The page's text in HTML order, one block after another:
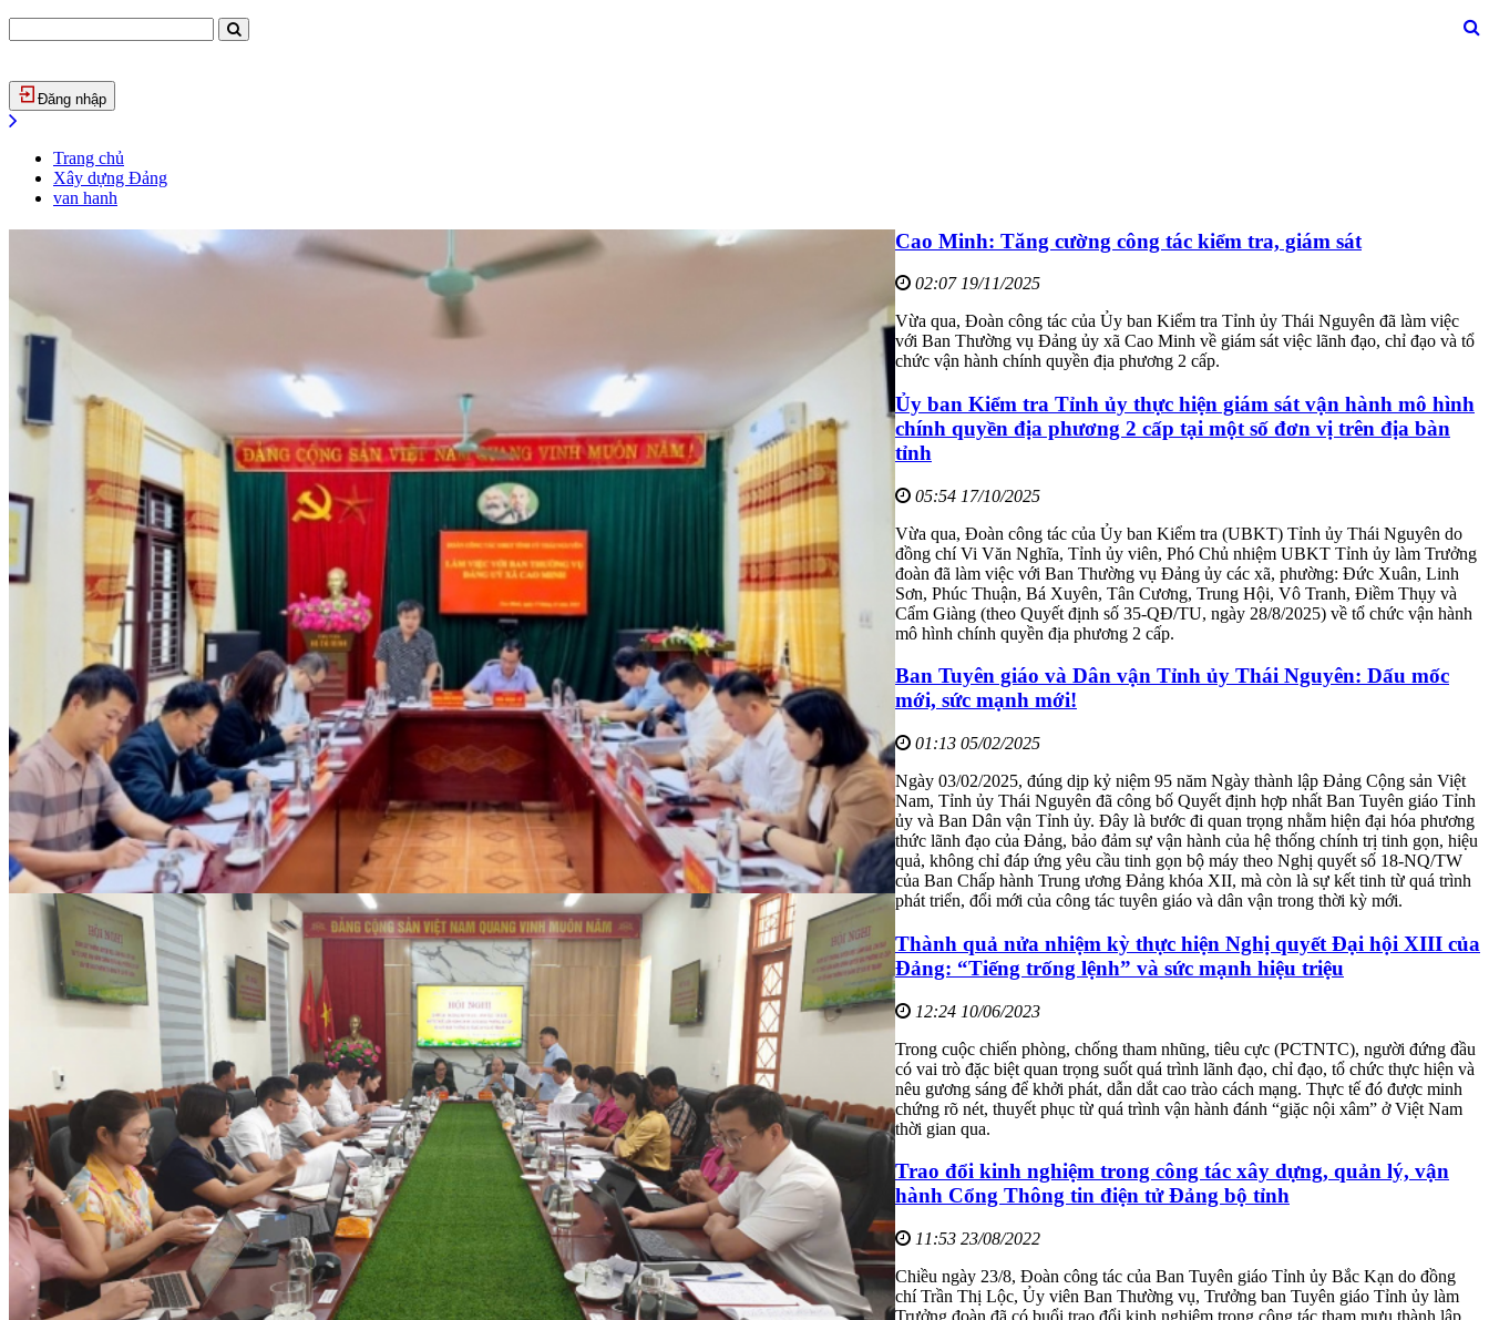
Đăng nhập
Trang chủ
Xây dựng Đảng
van hanh
Cao Minh: Tăng cường công tác kiểm tra, giám sát
02:07 19/11/2025
Vừa qua, Đoàn công tác của Ủy ban Kiểm tra Tỉnh ủy Thái Nguyên đã làm việc
với Ban Thường vụ Đảng ủy xã Cao Minh về giám sát việc lãnh đạo, chỉ đạo và tổ
chức vận hành chính quyền địa phương 2 cấp.
Ủy ban Kiểm tra Tỉnh ủy thực hiện giám sát vận hành mô hình
chính quyền địa phương 2 cấp tại một số đơn vị trên địa bàn
tỉnh
05:54 17/10/2025
Vừa qua, Đoàn công tác của Ủy ban Kiểm tra (UBKT) Tỉnh ủy Thái Nguyên do
đồng chí Vi Văn Nghĩa, Tỉnh ủy viên, Phó Chủ nhiệm UBKT Tỉnh ủy làm Trưởng
đoàn đã làm việc với Ban Thường vụ Đảng ủy các xã, phường: Đức Xuân, Linh
Sơn, Phúc Thuận, Bá Xuyên, Tân Cương, Trung Hội, Vô Tranh, Điềm Thụy và
Cẩm Giàng (theo Quyết định số 35-QĐ/TU, ngày 28/8/2025) về tổ chức vận hành
mô hình chính quyền địa phương 2 cấp.
Ban Tuyên giáo và Dân vận Tỉnh ủy Thái Nguyên: Dấu mốc
mới, sức mạnh mới!
01:13 05/02/2025
Ngày 03/02/2025, đúng dịp kỷ niệm 95 năm Ngày thành lập Đảng Cộng sản Việt
Nam, Tỉnh ủy Thái Nguyên đã công bố Quyết định hợp nhất Ban Tuyên giáo Tỉnh
ủy và Ban Dân vận Tỉnh ủy. Đây là bước đi quan trọng nhằm hiện đại hóa phương
thức lãnh đạo của Đảng, bảo đảm sự vận hành của hệ thống chính trị tinh gọn, hiệu
quả, không chỉ đáp ứng yêu cầu tinh gọn bộ máy theo Nghị quyết số 18-NQ/TW
của Ban Chấp hành Trung ương Đảng khóa XII, mà còn là sự kết tinh từ quá trình
phát triển, đổi mới của công tác tuyên giáo và dân vận trong thời kỳ mới.
Thành quả nửa nhiệm kỳ thực hiện Nghị quyết Đại hội XIII của
Đảng: “Tiếng trống lệnh” và sức mạnh hiệu triệu
12:24 10/06/2023
Trong cuộc chiến phòng, chống tham nhũng, tiêu cực (PCTNTC), người đứng đầu
có vai trò đặc biệt quan trọng suốt quá trình lãnh đạo, chỉ đạo, tổ chức thực hiện và
nêu gương sáng để khởi phát, dẫn dắt cao trào cách mạng. Thực tế đó được minh
chứng rõ nét, thuyết phục từ quá trình vận hành đánh “giặc nội xâm” ở Việt Nam
thời gian qua.
Trao đổi kinh nghiệm trong công tác xây dựng, quản lý, vận
hành Cổng Thông tin điện tử Đảng bộ tỉnh
11:53 23/08/2022
Chiều ngày 23/8, Đoàn công tác của Ban Tuyên giáo Tỉnh ủy Bắc Kạn do đồng
chí Trần Thị Lộc, Ủy viên Ban Thường vụ, Trưởng ban Tuyên giáo Tỉnh ủy làm
Trưởng đoàn đã có buổi trao đổi kinh nghiệm trong công tác tham mưu thành lập